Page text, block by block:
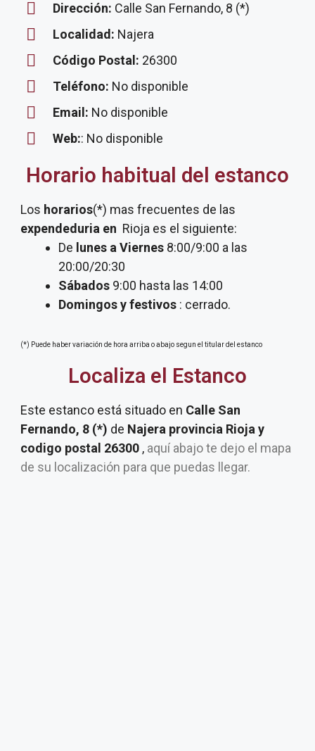
Dirección: Calle San Fernando, 8 (*)
Localidad: Najera
Código Postal: 26300
Teléfono: No disponible
Email: No disponible
Web:: No disponible
Horario habitual del estanco
Los horarios(*) mas frecuentes de las
expendeduria en Rioja es el siguiente:
De lunes a Viernes 8:00/9:00 a las
20:00/20:30
Sábados 9:00 hasta las 14:00
Domingos y festivos : cerrado.
(*) Puede haber variación de hora arriba o abajo segun el titular del estanco
Localiza el Estanco
Este estanco está situado en Calle San
Fernando, 8 (*) de Najera provincia Rioja y
codigo postal 26300 , aquí abajo te dejo el mapa
de su localización para que puedas llegar.